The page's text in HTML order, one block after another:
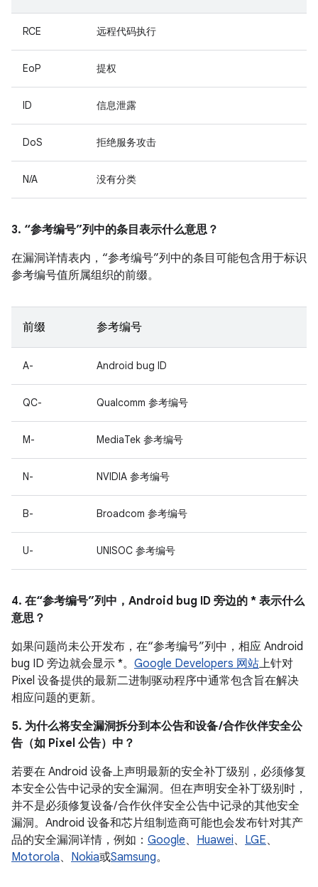
RCE 远程代码执行
EoP 提权
ID 信息泄露
DoS 拒绝服务攻击
N/A 没有分类
3. “参考编号”列中的条目表示什么意思？
在漏洞详情表内，“参考编号”列中的条目可能包含用于标识
参考编号值所属组织的前缀。
前缀 参考编号
A- Android bug ID
QC- Qualcomm 参考编号
M- MediaTek 参考编号
N- NVIDIA 参考编号
B- Broadcom 参考编号
U- UNISOC 参考编号
4. 在“参考编号”列中，Android bug ID 旁边的 * 表示什么
意思？
如果问题尚未公开发布，在“参考编号”列中，相应 Android
bug ID 旁边就会显示 *。 Google Developers 网站上针对
Pixel 设备提供的最新二进制驱动程序中通常包含旨在解决
相应问题的更新。
5. 为什么将安全漏洞拆分到本公告和设备 /合作伙伴安全公
告（如 Pixel 公告）中？
若要在 Android 设备上声明最新的安全补丁级别，必须修复
本安全公告中记录的安全漏洞。但在声明安全补丁级别时，
并不是必须修复设备/ 合作伙伴安全公告中记录的其他安全
漏洞。Android 设备和芯片组制造商可能也会发布针对其产
品的安全漏洞详情，例如： Google、 Huawei、 LGE、
Motorola、 Nokia或Samsung。